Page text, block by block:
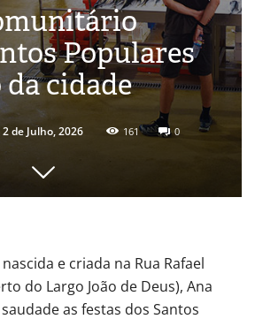
Populares
cidade
2 de Julho, 2026 161 0
e criada na Rua Rafael
do Largo João de Deus), Ana
as festas dos Santos